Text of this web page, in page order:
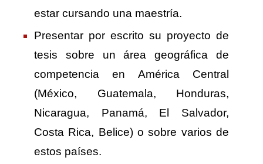
estar cursando una maestría.
Presentar por escrito su proyecto de
tesis sobre un área geográfica de
competencia en América Central
(México, Guatemala, Honduras,
Nicaragua, Panamá, El Salvador,
Costa Rica, Belice) o sobre varios de
estos países.